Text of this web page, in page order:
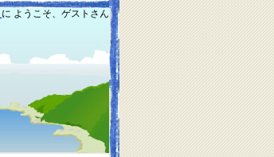
に ようこそ、ゲストさん